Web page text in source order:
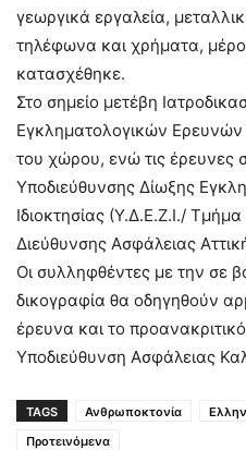
γεωργικά εργαλεία,
τηλέφωνα και χρήματα,
κατασχέθηκε.
Στο σημείο μετέβη
Εγκληματολογικών
του χώρου, ενώ τις έρευνες
Υποδιεύθυνσης Δίωξης
Ιδιοκτησίας (Υ.Δ.Ε.Ζ.Ι./
Διεύθυνσης Ασφάλειας
Οι συλληφθέντες με την σε
δικογραφία θα οδηγηθούν
έρευνα και το
Υποδιεύθυνση Ασφάλειας
TAGS Ανθρωποκτονία
Προτεινόμενα